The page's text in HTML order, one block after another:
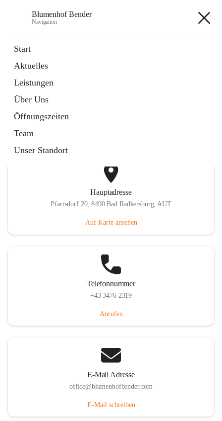
Blumenhof Bender
Navigation
Start
Aktuelles
Leistungen
Über Uns
Öffnungszeiten
Team
Unser Standort
Externe Webseite
in
Tab
INSTAGRAM
Externe Webseite
öffnet
in
neuem
Tab
Hauptadresse
Pfarrsdorf 20, 8490 Bad Radkersburg, AUT
Auf Karte ansehen
Telefonnummer
+43 3476 2319
Anrufen
E-Mail Adresse
office@blumenhofbender.com
E-Mail schreiben